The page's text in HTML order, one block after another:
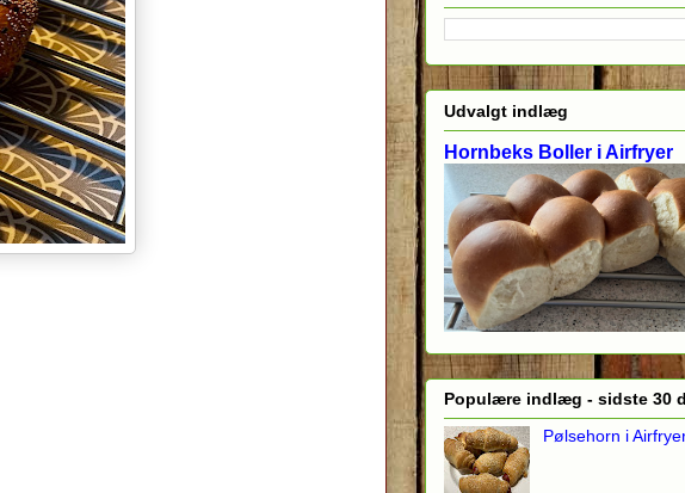
Udvalgt indlæg
Hornbeks Boller i Airfryer
Populære indlæg - sidste 30
Pølsehorn i